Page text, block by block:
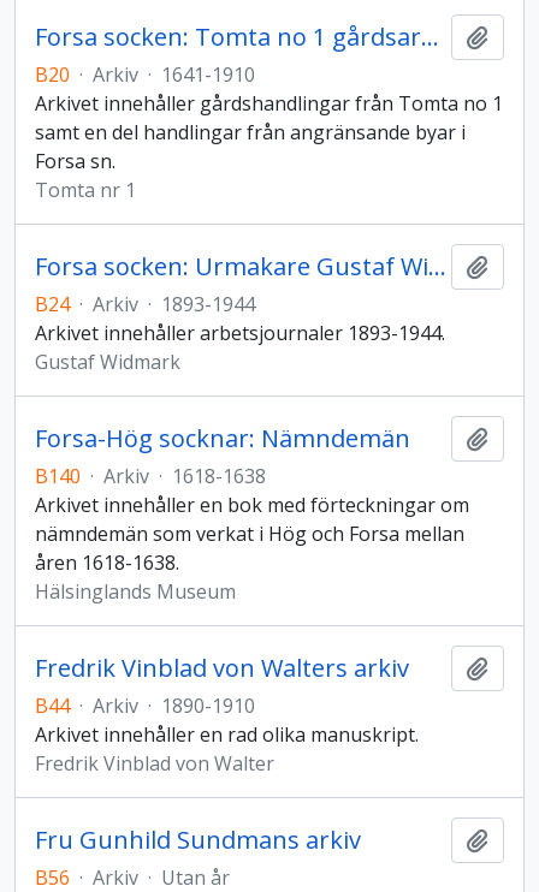
Forsa socken: Tomta no 1 gårdsarkiv
B20 · Arkiv · 1641-1910
Arkivet innehåller gårdshandlingar från Tomta no 1
samt en del handlingar från angränsande byar i
Forsa sn.
Tomta nr 1
Forsa socken: Urmakare Gustaf Widmarks arkiv
B24 · Arkiv · 1893-1944
Arkivet innehåller arbetsjournaler 1893-1944.
Gustaf Widmark
Forsa-Hög socknar: Nämndemän
B140 · Arkiv · 1618-1638
Arkivet innehåller en bok med förteckningar om
nämndemän som verkat i Hög och Forsa mellan
åren 1618-1638.
Hälsinglands Museum
Fredrik Vinblad von Walters arkiv
B44 · Arkiv · 1890-1910
Arkivet innehåller en rad olika manuskript.
Fredrik Vinblad von Walter
Fru Gunhild Sundmans arkiv
B56 · Arkiv · Utan år